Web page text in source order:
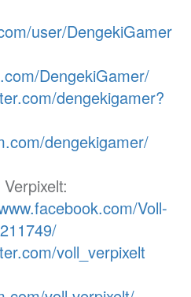
user/DengekiGamer
DengekiGamer/
dengekigamer?
dengekigamer/
Voll-
voll_verpixelt